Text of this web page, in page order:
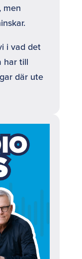
men
i vad det
har till
där ute